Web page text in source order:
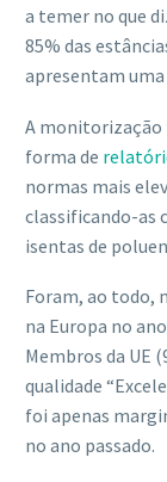
a temer no que
85% das
apresentam uma
A monitorização
forma de
normas mais
classificando-as
isentas de
Foram, ao todo,
na Europa no
Membros da UE
qualidade
foi apenas
no ano passado.